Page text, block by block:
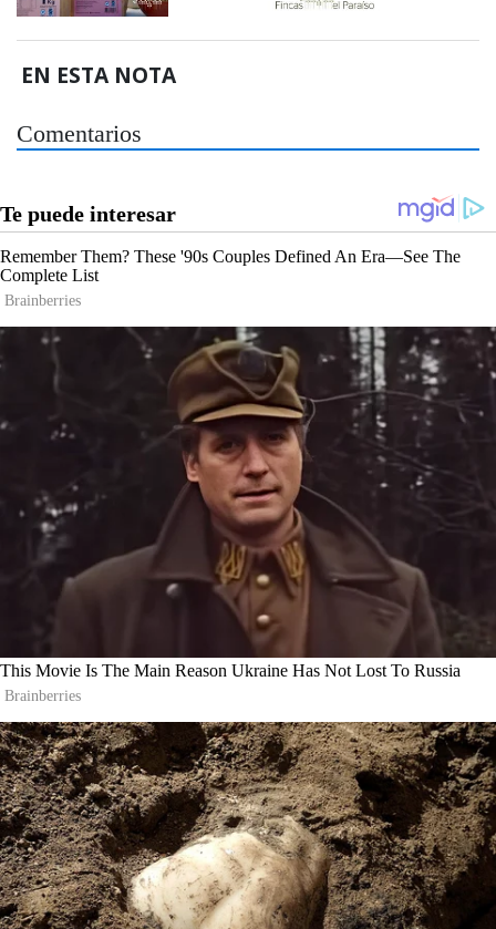
EN ESTA NOTA
Comentarios